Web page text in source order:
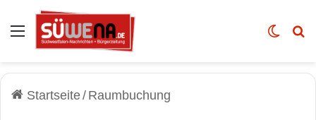
Auswahl Skin
Startseite/ Raumbuchung